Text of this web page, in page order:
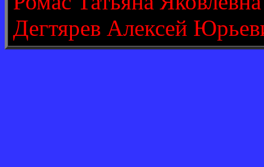
Дегтярев Алексей